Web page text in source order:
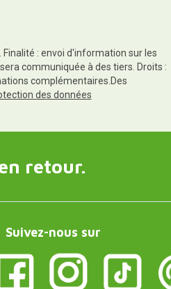
: envoi d'information sur les
communiquée à des tiers. Droits :
complémentaires.Des
des données
retour.
Suivez-nous sur